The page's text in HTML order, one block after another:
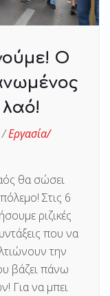
Ο
/Εργασία/
θα σώσει
Στις 6
ριζικές
που να
την
βάζει πάνω
Για να μπει